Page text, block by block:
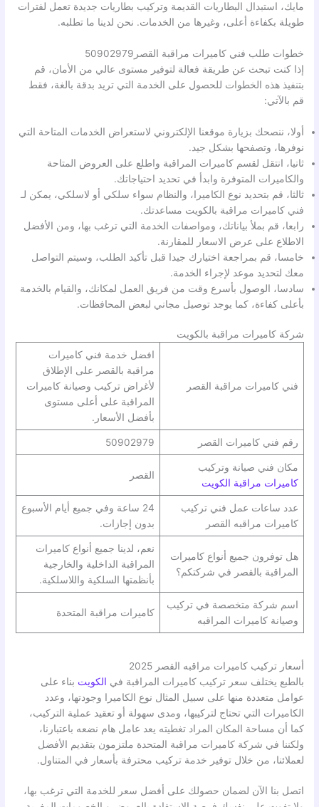
مايك، استبدال البطاريات القديمة وتركيب بطاريات جديدة تعمل لفترات
طويلة بكفاءة أعلى، وغيرها من الخدمات. نحن لدينا ما تطلبه.
خطوات طلب فني كاميرات مراقبة القصر50902979
إذا كنت تبحث عن طريقة فعالة لتوفير مستوى عالي من الأمان، قم
بتنفيذ هذه الخطوات للحصول على الخدمة التي تريد بدقة بالغة، فقط
قم بالآتي:
أولا، ننصحك بزيارة موقعنا الإلكتروني لاستعراض الخدمات المتاحة التي
نوفرها، وتصفحها بشكل جيد.
ثانيا، انتقل لقسم كاميرات المراقبة واطلع على العروض المتاحة
والكاميرات المتوفرة وابدأ في تحديد احتياجاتك.
ثالثا، قم بتحديد نوع الكاميرا، والنظام سواء سلكي أو لاسلكي، يمكن لـ
فني كاميرات مراقبة بالكويت مساعدتك.
رابعا، قم بملأ بياناتك، ومواصفات الخدمة التي ترغب بها، ومن الأفضل
الاطلاع على عرض الاسعار للمقارنة.
خامسا، قم بمراجعة اختيارك جيدا قبل تأكيد الطلب، وسيتم التواصل
معك لتحديد موعد لإجراء الخدمة.
سادسا، الوصول بأسرع وقت من فريق العمل لمكانك، والقيام بالخدمة
بأعلى كفاءة، كما يوجد توصيل مجاني لبعض المحافظات.
شركة كاميرات مراقبة بالكويت
فني كاميرات مراقبة القصر
افضل خدمة فني كاميرات
مراقبة بالقصر على الإطلاق
لأغراض تركيب وصيانة كاميرات
المراقبة على أعلى مستوى
بأفضل الأسعار.
رقم فني كاميرات القصر 50902979
مكان فني صيانة وتركيب
كاميرات مراقبة الكويت
القصر
عدد ساعات عمل فني تركيب
كاميرات مراقبه القصر
24 ساعة وفي جميع أيام الأسبوع
بدون إجازات.
هل توفرون جميع أنواع كاميرات
المراقبة بالقصر في شركتكم؟
نعم، لدينا جميع أنواع كاميرات
المراقبة الداخلية والخارجية
بأنظمتها السلكية واللاسلكية.
اسم شركة متخصصة في تركيب
وصيانة كاميرات المراقبه
كاميرات مراقبة المتحدة
أسعار تركيب كاميرات مراقبه القصر 2025
بالطبع يختلف سعر تركيب كاميرات المراقبة في الكويت بناء على
عوامل متعددة منها على سبيل المثال نوع الكاميرا وجودتها، وعدد
الكاميرات التي تحتاج لتركيبها، ومدى سهولة أو تعقيد عملية التركيب،
كما أن مساحة المكان المراد تغطيته يعد عامل هام نضعه باعتبارنا،
ولكننا في شركة كاميرات مراقبة المتحدة ملتزمون بتقديم الأفضل
لعملائنا، من خلال توفير خدمة تركيب محترفة بأسعار في المتناول.
اتصل بنا الآن لضمان حصولك على أفضل سعر للخدمة التي ترغب بها،